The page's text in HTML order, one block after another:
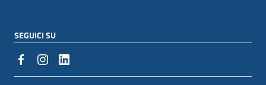
SEGUICI SU